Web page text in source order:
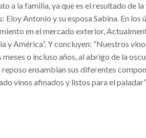
a la familia, ya que es el resultado de
Antonio y su esposa Sabina. En los
en el mercado exterior,
y América”. Y concluyen: “Nuestros
o incluso años, al abrigo de la
ensamblan sus diferentes
vinos afinados y listos para el